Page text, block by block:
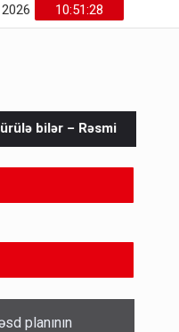
10:51:30
Prezidentdən Fəxrəddin
vətədaşlarını